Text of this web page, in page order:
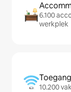
6.100
werkplek
10.200